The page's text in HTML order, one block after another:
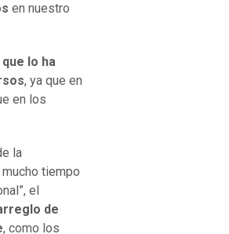
en nuestro
lo ha
, ya que en
en los
la
tiempo
el
de
, como los